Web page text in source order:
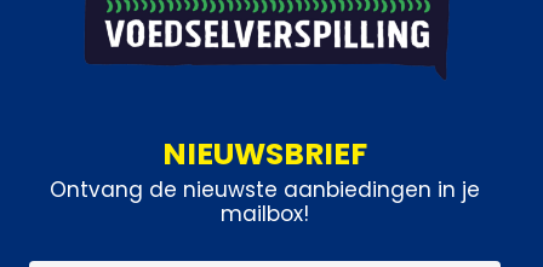
NIEUWSBRIEF
Ontvang de nieuwste aanbiedingen in je
mailbox!